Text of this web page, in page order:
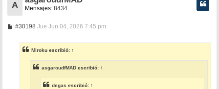
A Mensajes: 8434
#30198M
a
j
e
Jue Jun 04, 2026 7:45 pm
Miroku escribió: ↑
asgaroudfMAD escribió: ↑
degas escribió: ↑